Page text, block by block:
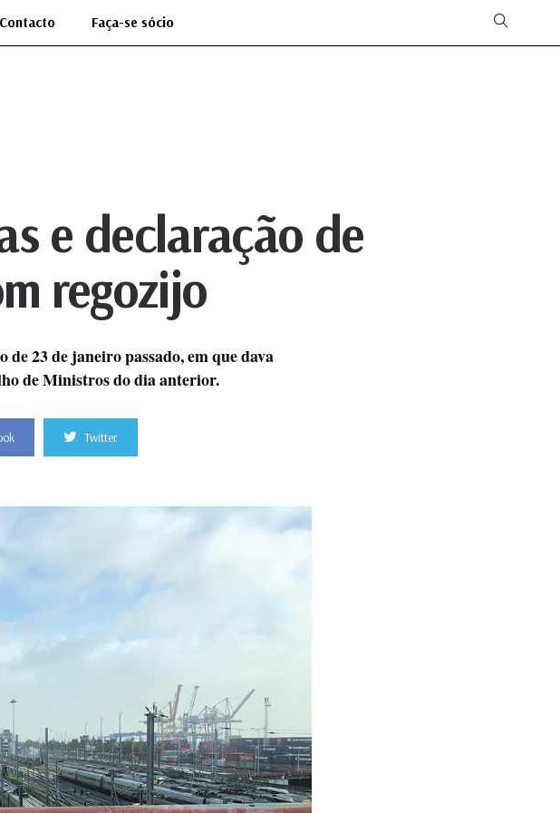
Contacto Faça-se sócio
e declaração de
regozijo
23 de janeiro passado, em que dava
de Ministros do dia anterior.
Twitter